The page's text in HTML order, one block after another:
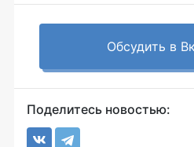
Обсудить в
Поделитесь новостью: